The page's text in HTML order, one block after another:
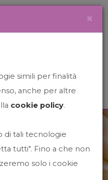
×
simili per finalità
anche per altre
cookie policy.
di tali tecnologie
tutti". Fino a che non
solo i cookie